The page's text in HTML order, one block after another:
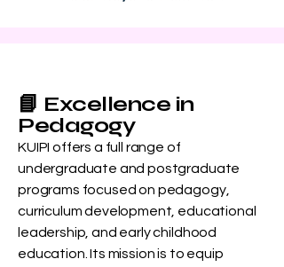
📘 Excellence in
Pedagogy
KUIPI offers a full range of
undergraduate and postgraduate
programs focused on pedagogy,
curriculum development, educational
leadership, and early childhood
education. Its mission is to equip